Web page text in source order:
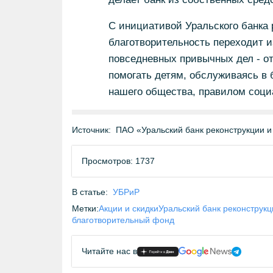
С инициативой Уральского банка
благотворительность переходит
повседневных привычных дел -
помогать детям, обслуживаясь в
нашего общества, правилом
Источник: ПАО «Уральский банк
Просмотров: 1737
В статье: УБРиР
Метки:Акции и скидкиУральский банк
благотворительный фонд
Читайте нас в